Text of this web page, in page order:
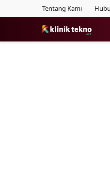
Tentang Kami